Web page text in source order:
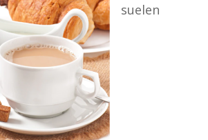
suelen